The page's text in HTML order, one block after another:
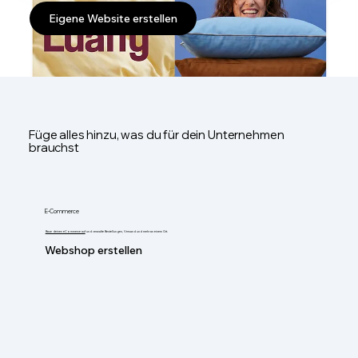
Eigene Website erstellen
Füge alles hinzu, was du für dein Unternehmen
brauchst
E-Commerce
Baue deinen eCommerce aufund verwalte Bestellungen, Versand und mehr an einem Ort.
Webshop erstellen